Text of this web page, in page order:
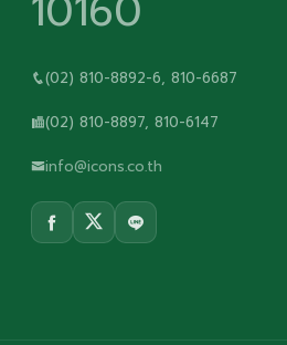
(02) 810-8892-6, 810-6687
(02) 810-8897, 810-6147
info@icons.co.th